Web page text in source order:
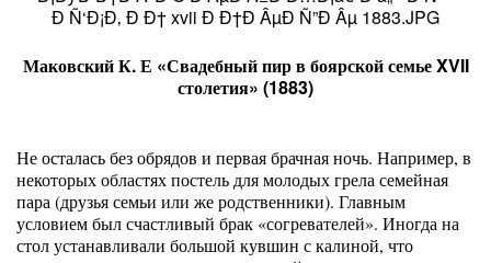
Маковский К. Е «Свадебный пир в боярской семье XVII
столетия» (1883)
Не осталась без обрядов и первая брачная ночь. Например, в
некоторых областях постель для молодых грела семейная
пара (друзья семьи или же родственники). Главным
условием был счастливый брак «согревателей». Иногда на
стол устанавливали большой кувшин с калиной, что